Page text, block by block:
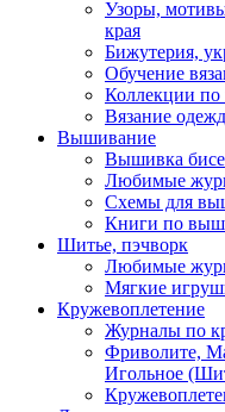
Узоры,
края
Бижутерия,
Обучение
Коллекции по
Вязание
Вышивание
Вышивка
Любимые
Схемы для
Книги по
Шитье, пэчворк
Любимые
Мягкие
Кружевоплетение
Журналы по
Фриволите,
Игольное